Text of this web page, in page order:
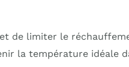
de limiter le
la température idéale